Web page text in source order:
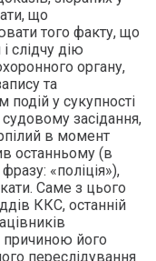
що
того факту, що
слідчу дію
органу,
та
у сукупності
судовому засідання,
в момент
останньому (в
«поліція»),
Саме з цього
ККС, останній
причиною його
переслідування